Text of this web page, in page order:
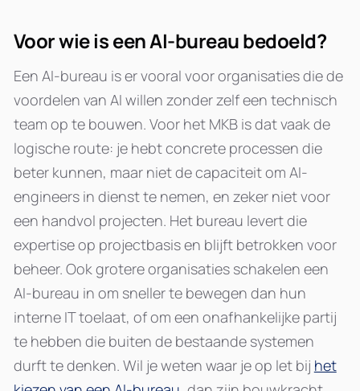
Voor wie is een AI-bureau bedoeld?
Een AI-bureau is er vooral voor organisaties die de
voordelen van AI willen zonder zelf een technisch
team op te bouwen. Voor het MKB is dat vaak de
logische route: je hebt concrete processen die
beter kunnen, maar niet de capaciteit om AI-
engineers in dienst te nemen, en zeker niet voor
een handvol projecten. Het bureau levert die
expertise op projectbasis en blijft betrokken voor
beheer. Ook grotere organisaties schakelen een
AI-bureau in om sneller te bewegen dan hun
interne IT toelaat, of om een onafhankelijke partij
te hebben die buiten de bestaande systemen
durft te denken. Wil je weten waar je op let bij het